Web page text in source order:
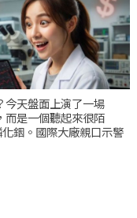
今天盤面上演了一場
而是一個聽起來很陌
銦。國際大廠親口示警